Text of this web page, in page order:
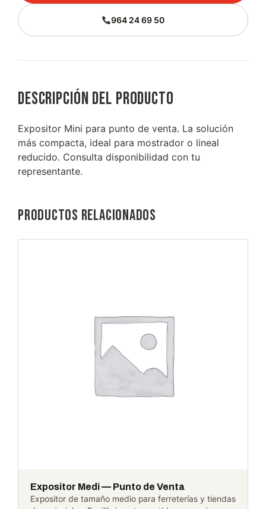
964 24 69 50
Descripción del producto
Expositor Mini para punto de venta. La solución
más compacta, ideal para mostrador o lineal
reducido. Consulta disponibilidad con tu
representante.
Productos relacionados
Expositor Medi — Punto de Venta
Expositor de tamaño medio para ferreterías y tiendas